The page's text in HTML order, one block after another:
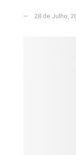
28 de Julho,